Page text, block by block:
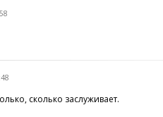
сколько заслуживает.